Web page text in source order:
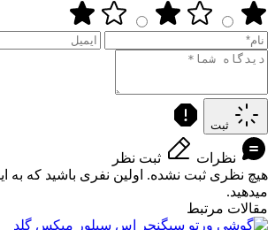
ثبت
نظرات
ثبت نظر
هیچ نظری ثبت نشده. اولین نفری باشید که به
میدهید.
مقالات مرتبط